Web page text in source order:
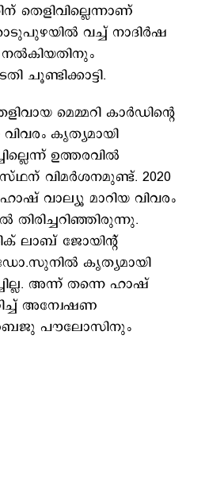
തെളിവില്ലെന്നാണ്
വച്ച് നാദിർഷ
നൽകിയതിനും
ചൂണ്ടിക്കാട്ടി.
മെമ്മറി കാർഡിന്റെ
കൃത്യമായി
ഉത്തരവിൽ
വിമർശനമുണ്ട്. 2020
വാല്യൂ മാറിയ വിവരം
ലാബ് ജോയിന്റ്
കൃത്യമായി
അന്ന് തന്നെ ഹാഷ്
അന്വേഷണ
പൗലോസിനും